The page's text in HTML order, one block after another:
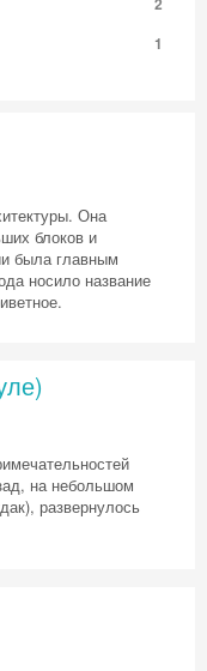
1
Она
блоков и
была главным
носило название
на небольшом
развернулось